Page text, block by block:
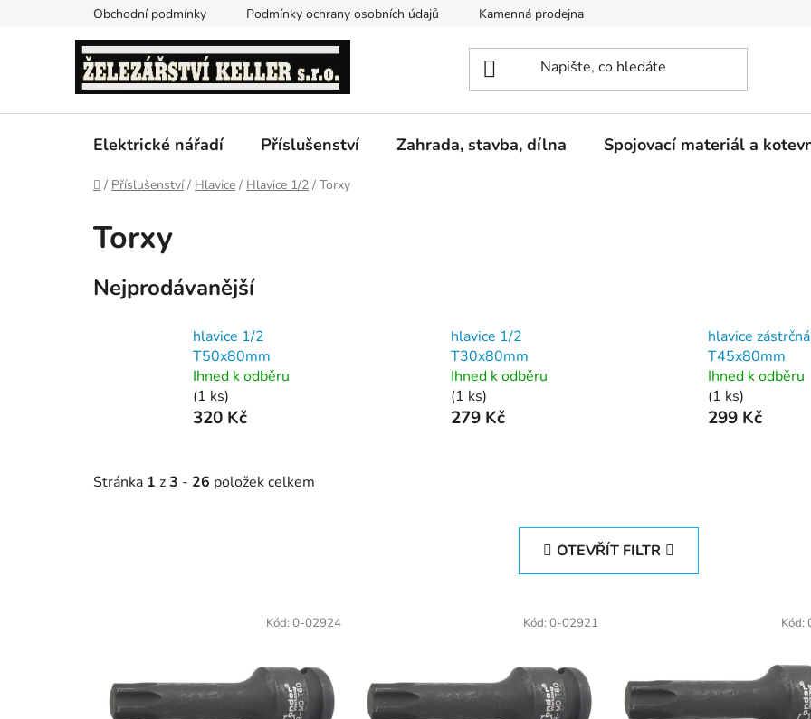
Obchodní podmínky Podmínky ochrany osobních údajů Kamenná prodejna
Elektrické nářadí Příslušenství Zahrada, stavba, dílna Spojovací materiál a
Domů
/ Příslušenství / Hlavice / Hlavice 1/2 / Torxy
Torxy
Nejprodávanější
hlavice 1/2
T50x80mm
Ihned k odběru
(1 ks)
320 Kč
hlavice 1/2
T30x80mm
Ihned k odběru
(1 ks)
279 Kč
hlavice
T45x80mm
Ihned k odběru
(1 ks)
299 Kč
Stránka 1 z3 - 26 položek celkem
OTEVŘÍT FILTR
Kód: 0-02924 Kód: 0-02921 Kód: